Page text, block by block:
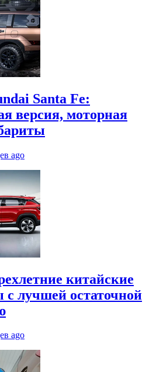
Santa Fe:
версия, моторная
ago
китайские
с лучшей остаточной
ago